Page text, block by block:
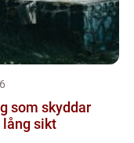
som skyddar
lång sikt